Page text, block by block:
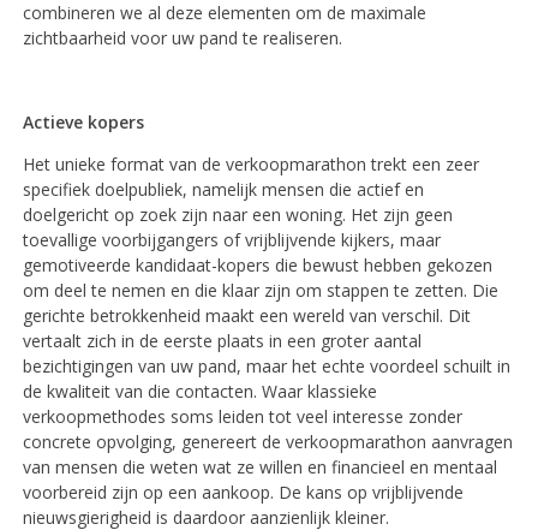
combineren we al deze elementen om de maximale
zichtbaarheid voor uw pand te realiseren.
Actieve kopers
Het unieke format van de verkoopmarathon trekt een zeer
specifiek doelpubliek, namelijk mensen die actief en
doelgericht op zoek zijn naar een woning. Het zijn geen
toevallige voorbijgangers of vrijblijvende kijkers, maar
gemotiveerde kandidaat-kopers die bewust hebben gekozen
om deel te nemen en die klaar zijn om stappen te zetten. Die
gerichte betrokkenheid maakt een wereld van verschil. Dit
vertaalt zich in de eerste plaats in een groter aantal
bezichtigingen van uw pand, maar het echte voordeel schuilt in
de kwaliteit van die contacten. Waar klassieke
verkoopmethodes soms leiden tot veel interesse zonder
concrete opvolging, genereert de verkoopmarathon aanvragen
van mensen die weten wat ze willen en financieel en mentaal
voorbereid zijn op een aankoop. De kans op vrijblijvende
nieuwsgierigheid is daardoor aanzienlijk kleiner.